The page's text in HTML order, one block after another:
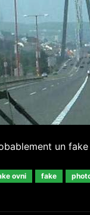
un fake
ovni fake